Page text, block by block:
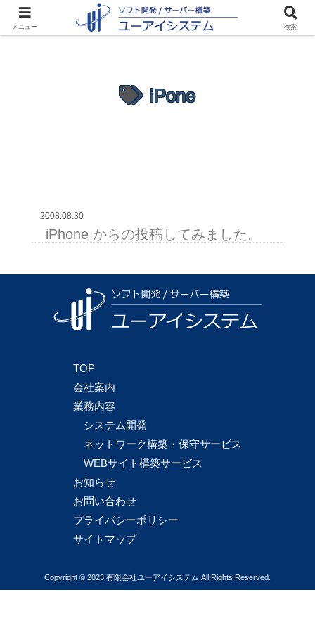
iPone
2008.08.30
iPhone からの投稿してみました。
TOP
会社案内
業務内容
システム開発
ネットワーク構築・保守サービス
WEBサイト構築サービス
お知らせ
お問い合わせ
プライバシーポリシー
サイトマップ
Copyright © 2023 有限会社ユーアイシステム All Rights Reserved.
メニュー 検索